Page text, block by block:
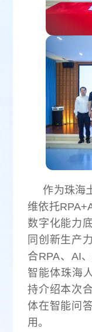
作为珠海
维依托
数字化能力
同创新生产
合RPA、AI
智能体珠海
持介绍本次
体在智能问
用。